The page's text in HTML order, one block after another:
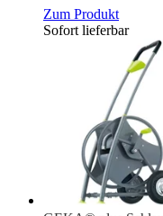
Zum Produkt
Sofort lieferbar